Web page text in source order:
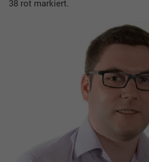
38 rot markiert.